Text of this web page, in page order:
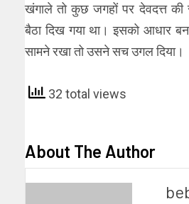
खंगाले तो कुछ जगहों पर देवदत्त
बैठा दिख गया था। इसको आधार
सामने रखा तो उसने सच उगल दिया।
32 total views
About The Author